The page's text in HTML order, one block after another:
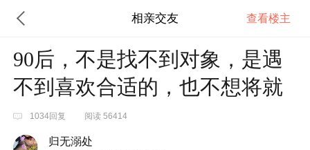
相亲交友 查看楼主
90后，不是找不到对象，是遇
不到喜欢合适的，也不想将就
1034回复 阅读 56414
归无溺处